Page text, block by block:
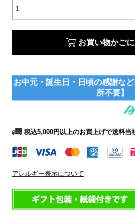
お買い物かご
税込5,000円以上のお買上げで送料当
アレルギー表示について